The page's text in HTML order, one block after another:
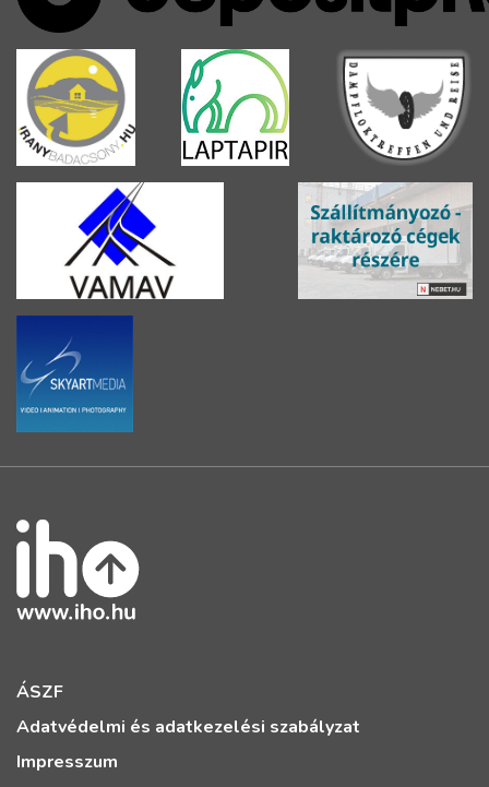
ÁSZF
Adatvédelmi és adatkezelési szabályzat
Impresszum